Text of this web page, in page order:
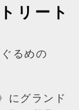
リート
るめの
にグランド